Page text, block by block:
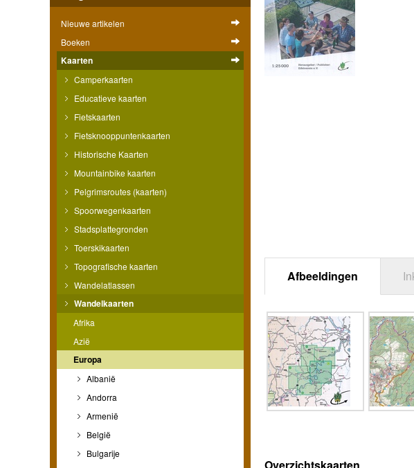
Nieuwe artikelen
Boeken
Kaarten
Camperkaarten
Educatieve kaarten
Fietskaarten
Fietsknooppuntenkaarten
Historische Kaarten
Mountainbike kaarten
Pelgrimsroutes (kaarten)
Spoorwegenkaarten
Stadsplattegronden
Toerskikaarten
Topografische kaarten
Wandelatlassen
Wandelkaarten
Afrika
Azië
Europa
Albanië
Andorra
Armenië
België
Bulgarije
Afbeeldingen